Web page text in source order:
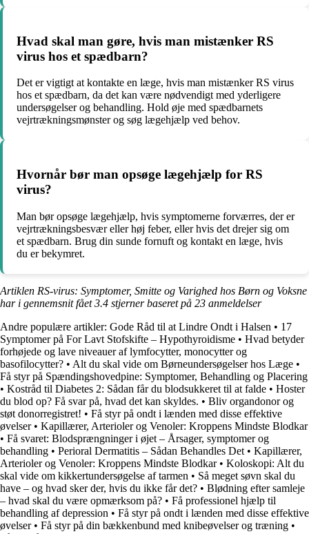
Hvad skal man gøre, hvis man mistænker RS
virus hos et spædbarn?
Det er vigtigt at kontakte en læge, hvis man mistænker RS virus
hos et spædbarn, da det kan være nødvendigt med yderligere
undersøgelser og behandling. Hold øje med spædbarnets
vejrtrækningsmønster og søg lægehjælp ved behov.
Hvornår bør man opsøge lægehjælp for RS
virus?
Man bør opsøge lægehjælp, hvis symptomerne forværres, der er
vejrtrækningsbesvær eller høj feber, eller hvis det drejer sig om
et spædbarn. Brug din sunde fornuft og kontakt en læge, hvis
du er bekymret.
Artiklen RS-virus: Symptomer, Smitte og Varighed hos Børn og Voksne
har i gennemsnit fået3.4 stjerner baseret på 23 anmeldelser
Andre populære artikler: Gode Råd til at Lindre Ondt i Halsen • 17
Symptomer på For Lavt Stofskifte – Hypothyroidisme • Hvad betyder
forhøjede og lave niveauer af lymfocytter, monocytter og
basofilocytter? • Alt du skal vide om Børneundersøgelser hos Læge •
Få styr på Spændingshovedpine: Symptomer, Behandling og Placering
• Kostråd til Diabetes 2: Sådan får du blodsukkeret til at falde • Hoster
du blod op? Få svar på, hvad det kan skyldes. • Bliv organdonor og
støt donorregistret! • Få styr på ondt i lænden med disse effektive
øvelser• Kapillærer, Arterioler og Venoler: Kroppens Mindste Blodkar
• Få svaret: Blodsprængninger i øjet – Årsager, symptomer og
behandling • Perioral Dermatitis – Sådan Behandles Det • Kapillærer,
Arterioler og Venoler: Kroppens Mindste Blodkar• Koloskopi: Alt du
skal vide om kikkertundersøgelse af tarmen • Så meget søvn skal du
have – og hvad sker der, hvis du ikke får det? • Blødning efter samleje
– hvad skal du være opmærksom på? • Få professionel hjælp til
behandling af depression • Få styr på ondt i lænden med disse effektive
øvelser• Få styr på din bækkenbund med knibeøvelser og træning •